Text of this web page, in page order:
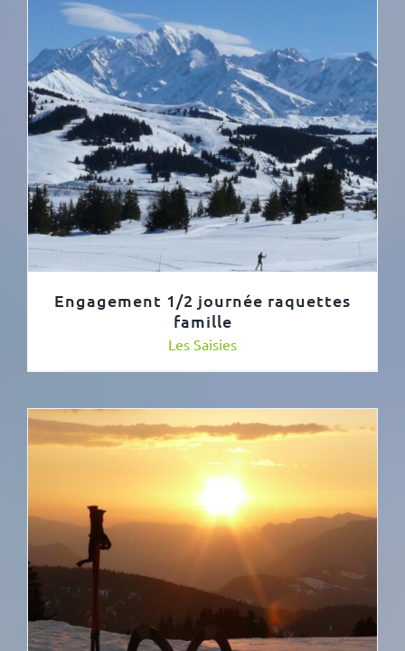
Engagement 1/2 journée raquettes
famille
Les Saisies